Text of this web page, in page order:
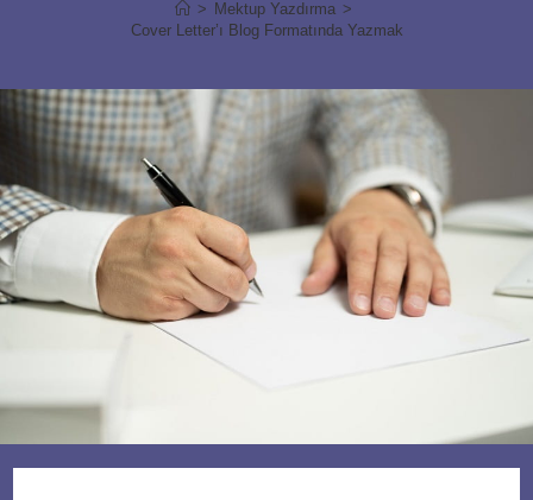
> Mektup Yazdırma >
Cover Letter’ı Blog Formatında Yazmak